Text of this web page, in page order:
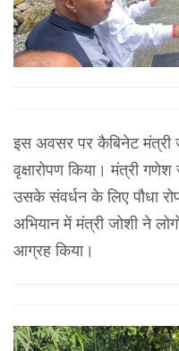
इस अवसर पर कैबिनेट मंत्री
वृक्षारोपण किया। मंत्री
उसके संवर्धन के लिए पौधा
अभियान में मंत्री जोशी ने
आग्रह किया।